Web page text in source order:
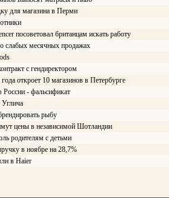
для магазина в Перми
посоветовал британцам искать работу
слабых месячных продажах
с гендиректором
откроет 10 магазинов в Петербурге
России - фальсификат
рыбу
цены в независимой Шотландии
родителям с детьми
в ноябре на 28,7%
в Haier